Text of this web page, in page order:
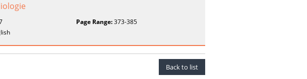
Page Range:373-385
Back to list